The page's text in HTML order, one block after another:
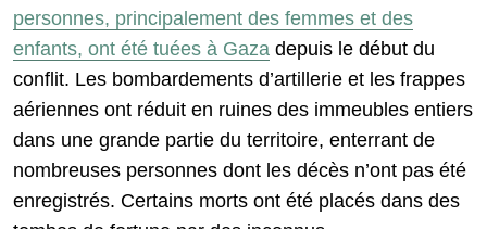
personnes, principalement des femmes et des
enfants, ont été tuées à Gaza depuis le début du
conflit. Les bombardements d’artillerie et les frappes
aériennes ont réduit en ruines des immeubles entiers
dans une grande partie du territoire, enterrant de
nombreuses personnes dont les décès n’ont pas été
enregistrés. Certains morts ont été placés dans des